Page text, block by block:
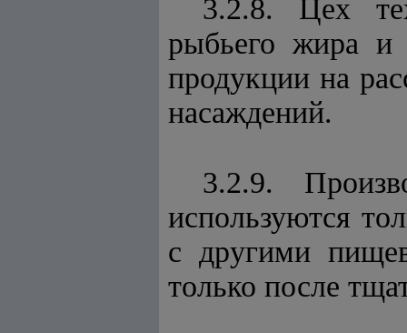
3.2.8. Цех
рыбьего жира и
продукции на
насаждений.
3.2.9.
используются
с другими
только после